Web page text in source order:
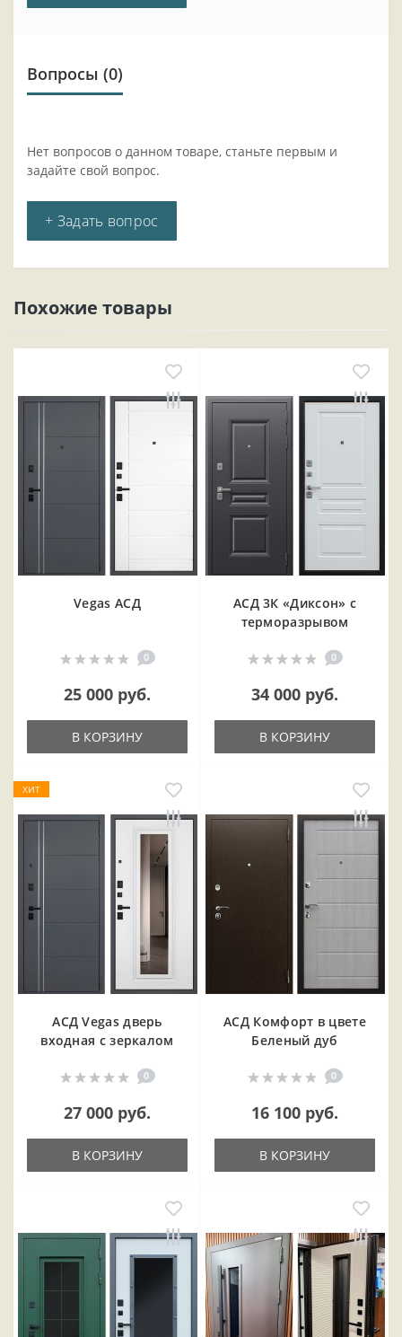
Вопросы (0)
Нет вопросов о данном товаре, станьте первым и
задайте свой вопрос.
+ Задать вопрос
Похожие товары
Vegas АСД
0
25 000 руб.
В КОРЗИНУ
АСД 3К «Диксон» с
терморазрывом
0
34 000 руб.
В КОРЗИНУ
ХИТ
АСД Vegas дверь
входная с зеркалом
0
27 000 руб.
В КОРЗИНУ
АСД Комфорт в цвете
Беленый дуб
0
16 100 руб.
В КОРЗИНУ